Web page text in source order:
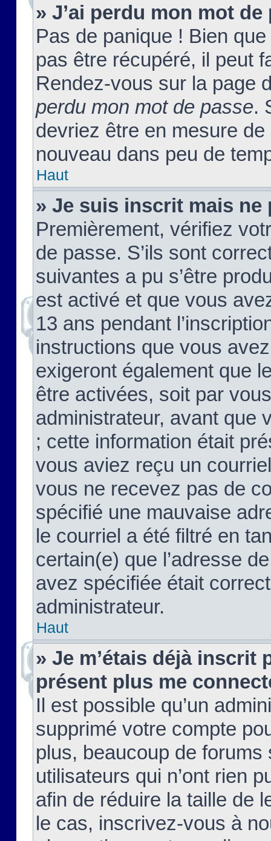
» J’ai perdu mon mot de
Pas de panique ! Bien
pas être récupéré, il peut
Rendez-vous sur la page
perdu mon mot de passe.
devriez être en mesure
nouveau dans peu de
Haut
» Je suis inscrit mais ne
Premièrement, vérifiez
de passe. S’ils sont
suivantes a pu s’être
est activé et que vous
13 ans pendant
instructions que vous
exigeront également que
être activées, soit par
administrateur, avant que
; cette information était
vous aviez reçu un
vous ne recevez pas de
spécifié une mauvaise
le courriel a été filtré en
certain(e) que l’adresse
avez spécifiée était
administrateur.
Haut
» Je m’étais déjà inscrit
présent plus me
Il est possible qu’un
supprimé votre compte
plus, beaucoup de
utilisateurs qui n’ont rien
afin de réduire la taille de
le cas, inscrivez-vous à